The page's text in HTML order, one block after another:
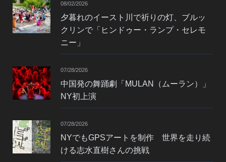
08/02/2026
夕暮れのイースト川で祈りの灯、ブルッ
クリンで「ヒンドゥー・ランプ・セレモ
ニー」
07/28/2026
中国発の舞踊劇「MULAN（ムーラン）」
NY初上演
07/28/2026
NYでもGPSアートを制作 世界を走り続
ける志水直樹さんの挑戦